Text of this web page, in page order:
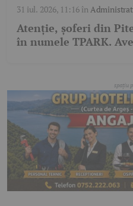
31 iul. 2026, 11:16în
Atenție, șoferi din
în numele TPARK.